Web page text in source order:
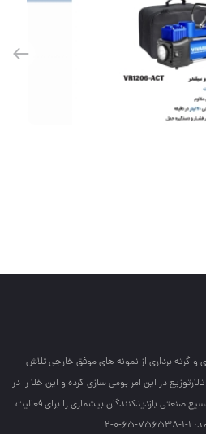
و گرته برداري از نمونه هاي موفق خارجي تلاش
در اين امر بومي سازي كرده و اين خلا را در
صنعتي بازديدكنندگان بيشماري را براي فعاليت
0-2